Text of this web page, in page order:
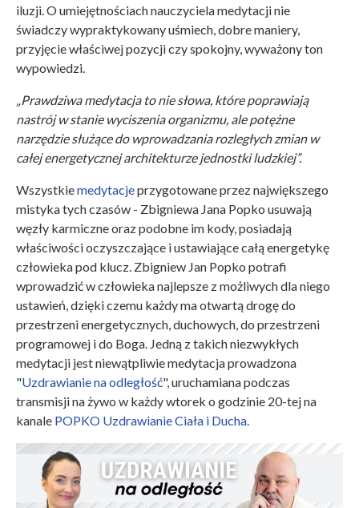
iluzji. O umiejętnościach nauczyciela medytacji nie
świadczy wypraktykowany uśmiech, dobre maniery,
przyjęcie właściwej pozycji czy spokojny, wyważony ton
wypowiedzi.
„Prawdziwa medytacja to nie słowa, które poprawiają
nastrój w stanie wyciszenia organizmu, ale potężne
narzędzie służące do wprowadzania rozległych zmian w
całej energetycznej architekturze jednostki ludzkiej”.
Wszystkiemedytacjeprzygotowane przez największego
mistyka tych czasów - Zbigniewa Jana Popko usuwają
węzły karmiczne oraz podobne im kody, posiadają
właściwości oczyszczające i ustawiające całą energetykę
człowieka pod klucz. Zbigniew Jan Popko potrafi
wprowadzić w człowieka najlepsze z możliwych dla niego
ustawień, dzięki czemu każdy ma otwartą drogę do
przestrzeni energetycznych, duchowych, do przestrzeni
programowej i do Boga. Jedną z takich niezwykłych
medytacji jest niewątpliwie medytacja prowadzona
"Uzdrawianie na odległość", uruchamiana podczas
transmisji na żywo w każdy wtorek o godzinie 20-tej na
kanale POPKO Uzdrawianie Ciała i Ducha.